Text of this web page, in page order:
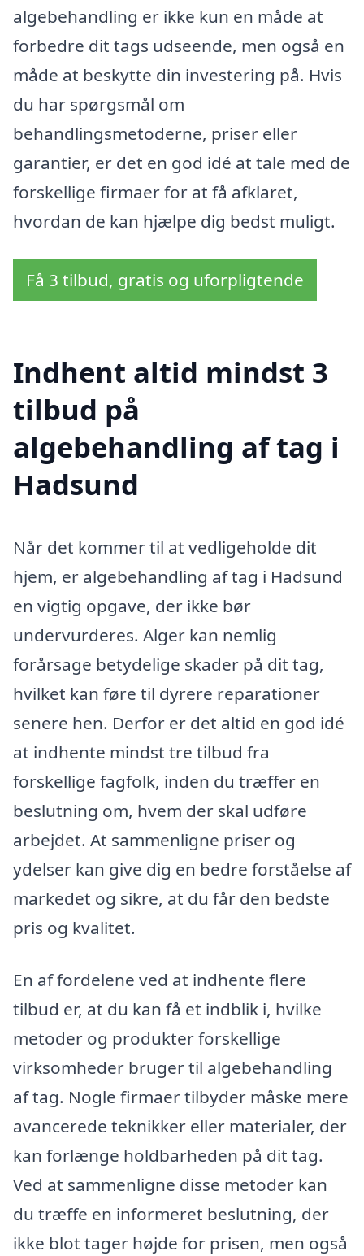
algebehandling er ikke kun en måde at
forbedre dit tags udseende, men også en
måde at beskytte din investering på. Hvis
du har spørgsmål om
behandlingsmetoderne, priser eller
garantier, er det en god idé at tale med de
forskellige firmaer for at få afklaret,
hvordan de kan hjælpe dig bedst muligt.
Få 3 tilbud, gratis og uforpligtende
Indhent altid mindst 3
tilbud på
algebehandling af tag i
Hadsund
Når det kommer til at vedligeholde dit
hjem, er algebehandling af tag i Hadsund
en vigtig opgave, der ikke bør
undervurderes. Alger kan nemlig
forårsage betydelige skader på dit tag,
hvilket kan føre til dyrere reparationer
senere hen. Derfor er det altid en god idé
at indhente mindst tre tilbud fra
forskellige fagfolk, inden du træffer en
beslutning om, hvem der skal udføre
arbejdet. At sammenligne priser og
ydelser kan give dig en bedre forståelse af
markedet og sikre, at du får den bedste
pris og kvalitet.
En af fordelene ved at indhente flere
tilbud er, at du kan få et indblik i, hvilke
metoder og produkter forskellige
virksomheder bruger til algebehandling
af tag. Nogle firmaer tilbyder måske mere
avancerede teknikker eller materialer, der
kan forlænge holdbarheden på dit tag.
Ved at sammenligne disse metoder kan
du træffe en informeret beslutning, der
ikke blot tager højde for prisen, men også